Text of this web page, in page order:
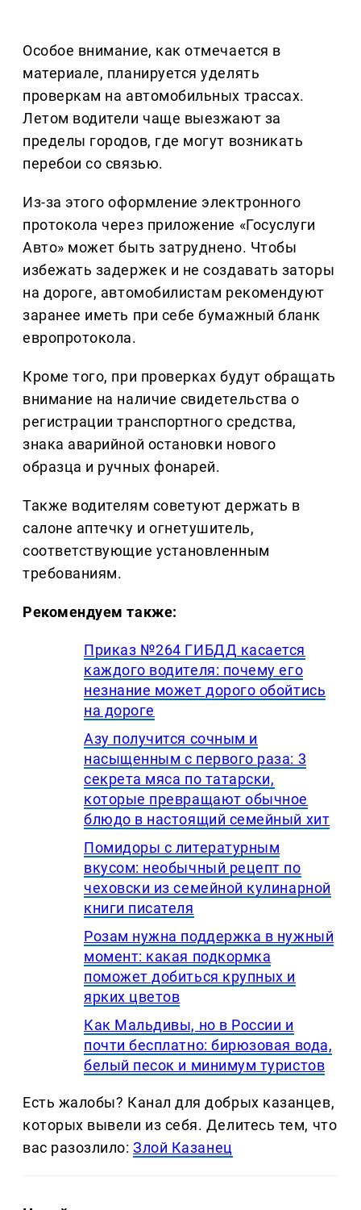
Особое внимание, как отмечается в
материале, планируется уделять
проверкам на автомобильных трассах.
Летом водители чаще выезжают за
пределы городов, где могут возникать
перебои со связью.
Из-за этого оформление электронного
протокола через приложение «Госуслуги
Авто» может быть затруднено. Чтобы
избежать задержек и не создавать заторы
на дороге, автомобилистам рекомендуют
заранее иметь при себе бумажный бланк
европротокола.
Кроме того, при проверках будут обращать
внимание на наличие свидетельства о
регистрации транспортного средства,
знака аварийной остановки нового
образца и ручных фонарей.
Также водителям советуют держать в
салоне аптечку и огнетушитель,
соответствующие установленным
требованиям.
Рекомендуем также:
Приказ №264 ГИБДД касается
каждого водителя: почему его
незнание может дорого обойтись
на дороге
Азу получится сочным и
насыщенным с первого раза: 3
секрета мяса по татарски,
которые превращают обычное
блюдо в настоящий семейный хит
Помидоры с литературным
вкусом: необычный рецепт по
чеховски из семейной кулинарной
книги писателя
Розам нужна поддержка в нужный
момент: какая подкормка
поможет добиться крупных и
ярких цветов
Как Мальдивы, но в России и
почти бесплатно: бирюзовая вода,
белый песок и минимум туристов
Есть жалобы? Канал для добрых казанцев,
которых вывели из себя. Делитеcь тем, что
вас разозлило:Злой Казанец